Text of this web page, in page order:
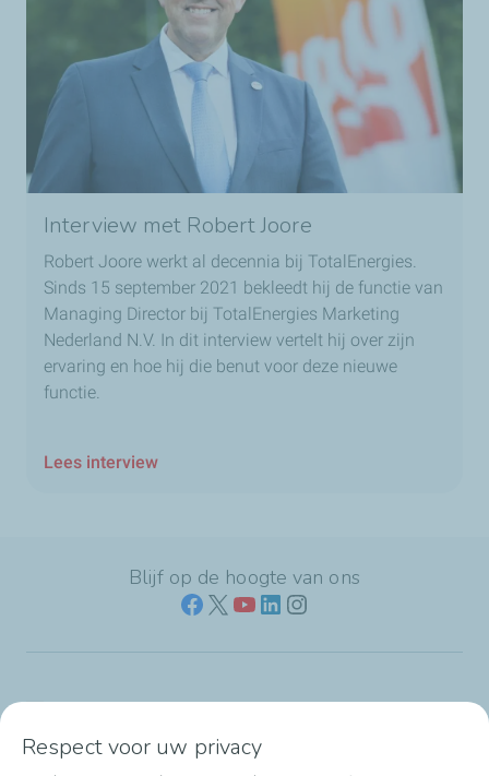
Interview met Robert Joore
Robert Joore werkt al decennia bij TotalEnergies.
Sinds 15 september 2021 bekleedt hij de functie van
Managing Director bij TotalEnergies Marketing
Nederland N.V. In dit interview vertelt hij over zijn
ervaring en hoe hij die benut voor deze nieuwe
functie.
Lees interview
Blijf op de hoogte van ons
Naar jouw branche
Producten & services
Respect voor uw privacy